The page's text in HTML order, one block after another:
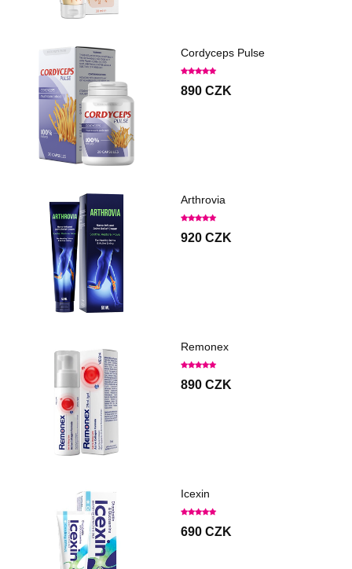
Cordyceps Pulse
890 CZK
Arthrovia
920 CZK
Remonex
890 CZK
Icexin
690 CZK